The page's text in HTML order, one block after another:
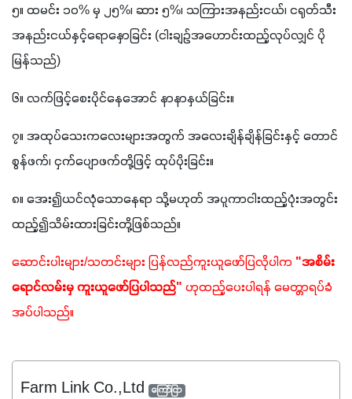
၅။ ထမင်း ၁၀% မှ ၂၅%၊ ဆား ၅%၊ သကြားအနည်းငယ်၊ ငရုတ်သီး
အနည်းငယ်နှင့်ရောနှောခြင်း (ငါးချဉ်အဟောင်းထည့်လုပ်လျှင် ပို
မြန်သည်)
၆။ လက်ဖြင့်စေးပိုင်နေအောင် နာနာနှယ်ခြင်း။
၇။ အထုပ်သေးကလေးများအတွက် အလေးချိန်ချိန်ခြင်းနှင့် တောင်
စွန်ဖက်၊ ငှက်ပျောဖက်တို့ဖြင့် ထုပ်ပိုးခြင်း။
၈။ အေး၍ယင်လုံသောနေရာ သို့မဟုတ် အပူကာငါးထည့်ပုံးအတွင်း
ထည့်၍သိမ်းထားခြင်းတို့ဖြစ်သည်။
ဆောင်းပါးများ/သတင်းများ ပြန်လည်ကူးယူဖော်ပြလိုပါက "အစိမ်း
ရောင်လမ်းမှ ကူးယူဖော်ပြပါသည်" ဟုထည့်ပေးပါရန် မေတ္တာရပ်ခံ
အပ်ပါသည်။
Farm Link Co.,Ltd ကြော်ငြာ